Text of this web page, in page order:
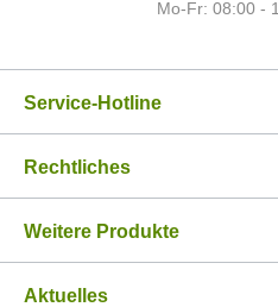
Mo-Fr: 08:00 -
Service-Hotline
Rechtliches
Weitere Produkte
Aktuelles